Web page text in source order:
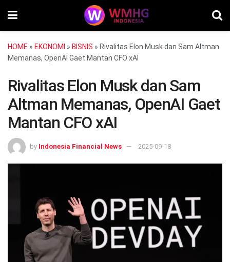
HOME » EKONOMI » BISNIS » Rivalitas Elon Musk dan Sam Altman
Memanas, OpenAI Gaet Mantan CFO xAI
Rivalitas Elon Musk dan Sam
Altman Memanas, OpenAI Gaet
Mantan CFO xAI
by Indonesia Financial News 2025-09-18